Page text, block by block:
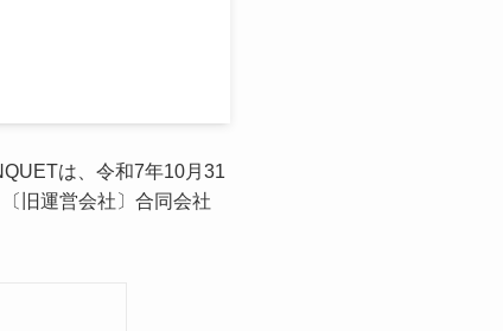
は、令和7年10月31
旧運営会社〕合同会社